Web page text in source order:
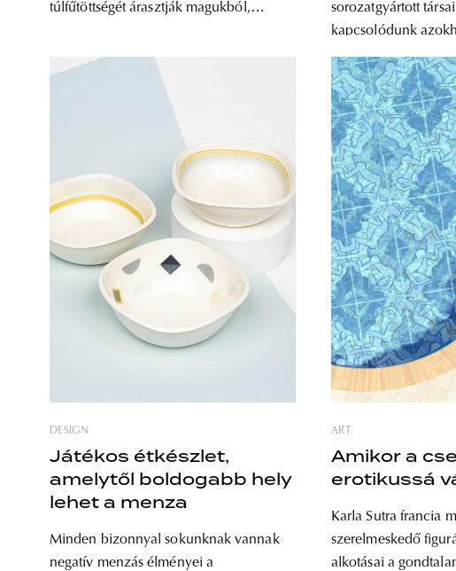
túlfűtöttségét árasztják magukból,
felszabadítóak. Street art csempéivel a
világ különböző pontjain, Párizsban,
Tokióban, Firenzében és Lisszabonban
Párizsban született, majd Dél-
Franciaországban tanult, később
visszatért a francia fővárosba
divattervezést tanulni, amit
sorozatgyártott
kapcsolódunk
tárgyakhoz,
kinek a munkája van
végén debütált
Máté közös
melynek apropóján
a keramikus
gasztronómia
DESIGN
Játékos étkészlet,
amelytől boldogabb hely
lehet a menza
Minden bizonnyal sokunknak vannak
negatív menzás élményei a
ART
Amikor a
erotikussá
Karla Sutra francia
szerelmeskedő
alkotásai a